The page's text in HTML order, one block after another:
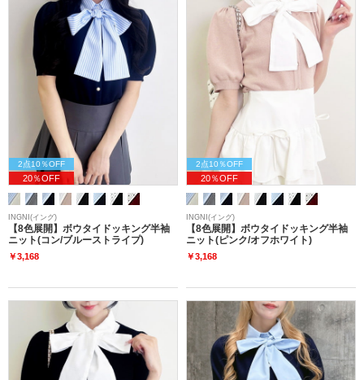
2点10％OFF
20％OFF
INGNI(イング)
【8色展開】ボウタイドッキング半袖
ニット(コン/ブルーストライプ)
￥3,168
2点10％OFF
20％OFF
INGNI(イング)
【8色展開】ボウタイドッキング半袖
ニット(ピンク/オフホワイト)
￥3,168